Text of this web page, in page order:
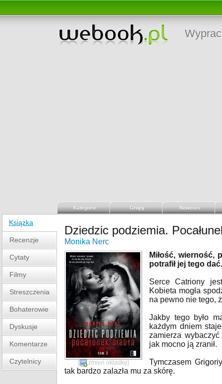
Kategorie Grupy Nowości
Książka
Recenzje
Cytaty
Filmy
Streszczenia
Bohaterowie
Dyskusje
Komentarze
Czytelnicy
Dziedzic podziemia.
Monika Nerc
[ zmień okładkę]
Miłość, wierność,
potrafił jej tego dać.
Serce Catriony
Kobieta mogła
na pewno nie tego,
Jakby tego było
każdym dniem
zamierza wybaczyć
jak mocno ją zranił.
Tymczasem
tak bardzo zalazła mu za skórę.